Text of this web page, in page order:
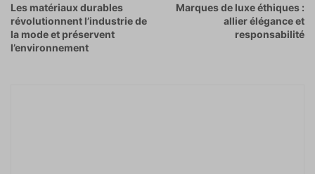
Les matériaux durables
révolutionnent l’industrie de
la mode et préservent
l’environnement
Marques de luxe éthiques :
allier élégance et
responsabilité